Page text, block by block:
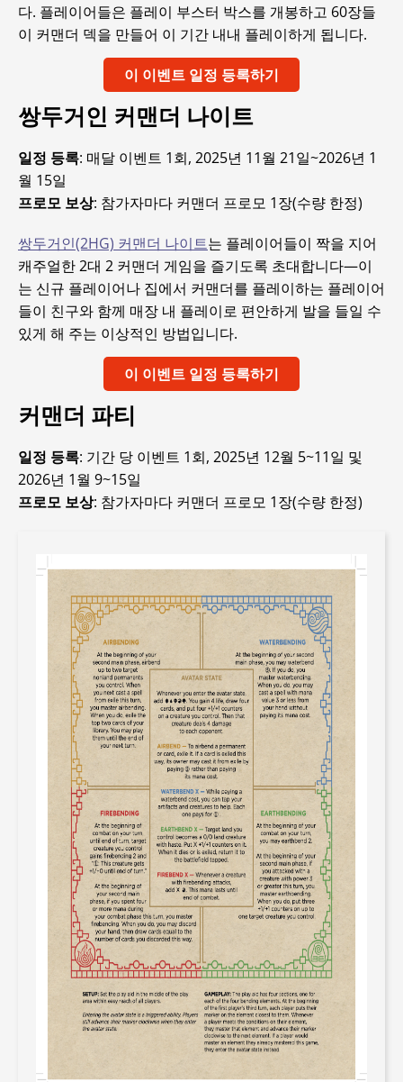
다. 플레이어들은 플레이 부스터 박스를 개봉하고 60장들
이 커맨더 덱을 만들어 이 기간 내내 플레이하게 됩니다.
이 이벤트 일정 등록하기
쌍두거인 커맨더 나이트
일정 등록: 매달 이벤트 1회, 2025년 11월 21일~2026년 1
월 15일
프로모 보상: 참가자마다 커맨더 프로모 1장(수량 한정)
쌍두거인(2HG) 커맨더 나이트는 플레이어들이 짝을 지어
캐주얼한 2대 2 커맨더 게임을 즐기도록 초대합니다—이
는 신규 플레이어나 집에서 커맨더를 플레이하는 플레이어
들이 친구와 함께 매장 내 플레이로 편안하게 발을 들일 수
있게 해 주는 이상적인 방법입니다.
이 이벤트 일정 등록하기
커맨더 파티
일정 등록: 기간 당 이벤트 1회, 2025년 12월 5~11일 및
2026년 1월 9~15일
프로모 보상: 참가자마다 커맨더 프로모 1장(수량 한정)